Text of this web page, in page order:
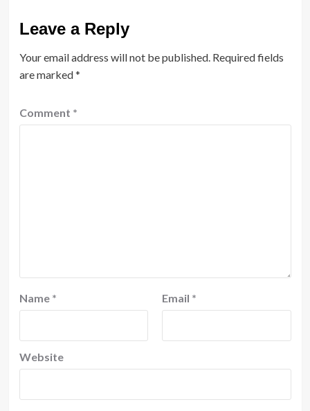
Leave a Reply
Your email address will not be published. Required fields
are marked*
Comment *
Name * Email *
Website